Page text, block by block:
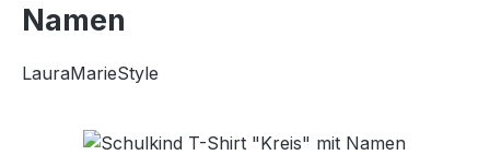
Namen
LauraMarieStyle
Bildergalerie überspringen